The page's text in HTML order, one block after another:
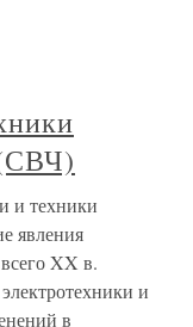
и техники
явления
XX в.
и
в